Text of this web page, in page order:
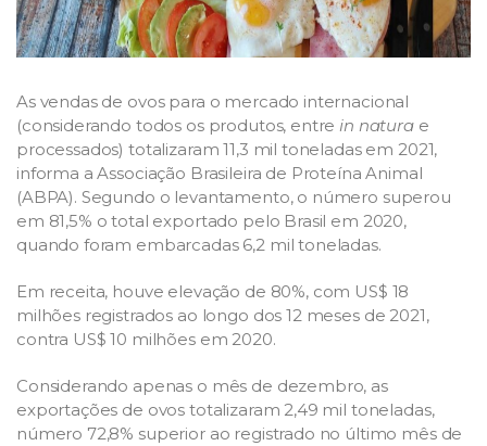
As vendas de ovos para o mercado internacional
(considerando todos os produtos, entre in naturae
processados) totalizaram 11,3 mil toneladas em 2021,
informa a Associação Brasileira de Proteína Animal
(ABPA). Segundo o levantamento, o número superou
em 81,5% o total exportado pelo Brasil em 2020,
quando foram embarcadas 6,2 mil toneladas.
Em receita, houve elevação de 80%, com US$ 18
milhões registrados ao longo dos 12 meses de 2021,
contra US$ 10 milhões em 2020.
Considerando apenas o mês de dezembro, as
exportações de ovos totalizaram 2,49 mil toneladas,
número 72,8% superior ao registrado no último mês de